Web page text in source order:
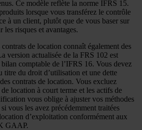
Ce modèle reflète la norme IFRS 15.
lorsque vous transférez le contrôle
à un client, plutôt que de vous baser sur
les risques et avantages.
de location connaît également des
version actualisée de la FRS 102 est
comptable de l’IFRS 16. Vous devez
titre du droit d’utilisation et une dette
contrats de location. Vous excluez
location à court terme et les actifs de
vous oblige à ajuster vos méthodes
vous les avez précédemment traitées
d’exploitation conformément aux
GAAP.